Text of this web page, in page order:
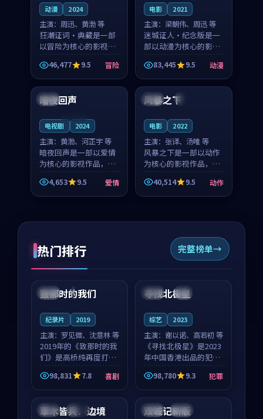
动漫 2024
主演： 周迅、黄渤 等
狂潮证词·典藏是一部
以冒险为核心的影视作
品，围绕危机、反转与
人物成长展开，整体节
奏紧凑，值得推荐观
看。
46,477 9.5 冒险
电影 2021
主演： 梁朝伟、周迅 等
迷城证人·纪念版是一
部以动漫为核心的影视
作品，围绕危机、反转
与人物成长展开，整体
节奏紧凑，值得推荐观
看。
83,445 9.5 动漫
泰国
暗夜回声
电视剧 2024
主演： 黄渤、河正宇 等
暗夜回声是一部以爱情
为核心的影视作品，围
绕危机、反转与人物成
长展开，整体节奏紧
凑，值得推荐观看。
4,653 9.5 爱情
韩国 4K
风暴之下
电影 2022
主演： 张译、汤唯 等
风暴之下是一部以动作
为核心的影视作品，围
绕危机、反转与人物成
长展开，整体节奏紧
凑，值得推荐观看。
40,514 9.5 动作
热门排行 完整榜单
中国 4K
99:22
致那时的我们
纪录片 2019
主演： 罗见微、沈意林 等
2019年的《致那时的我
们》是高桥纯再度打磨
的喜剧佳作。中国大陆
的取景与都市寓言的氛
围相互成就，罗见微与
沈意林的对手戏自然克
制，让整部影片在悬
98,831 7.8 喜剧
中国 4K
99:18
寻找北极星
综艺 2023
主演： 谢以诺、高若初 等
《寻找北极星》是2023
年中国香港出品的犯罪
新作，主创团队希望用
公路冒险的故事让观众
停下来想一想。谢以诺
领衔，高若初担任重要
角色，戚南柯的叙事
98,780 9.3 犯罪
泰国 独播
草木皆兵：边境 中国 独播
双城记新版